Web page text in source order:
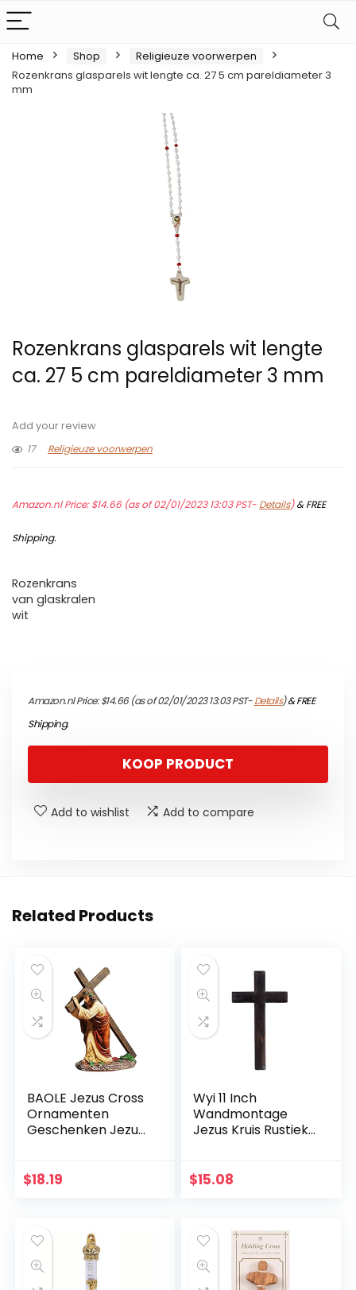
Home Shop
Religieuze voorwerpen
Rozenkrans glasparels wit lengte ca. 27 5 cm pareldiameter 3
mm
Rozenkrans glasparels wit lengte
ca. 27 5 cm pareldiameter 3 mm
Add your review
17
Religieuze voorwerpen
Amazon.nl Price:$14.66(as of 02/01/2023 13:03 PST- Details)&FREE
Shipping.
Rozenkrans
van glaskralen
wit
Amazon.nl Price:$14.66(as of 02/01/2023 13:03 PST-Details)&FREE
Shipping.
KOOP PRODUCT
Add to wishlist Add to compare
Related Products
BAOLE Jezus Cross
Ornamenten
Geschenken Jezus
Church Decoraties,
$18.19
Wyi 11 Inch
Wandmontage
Jezus Kruis Rustieke
Zwart Heilige Jezus
Decoratie
$15.08